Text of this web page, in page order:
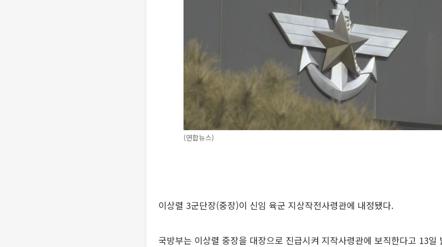
(연합뉴스)
이상렬 3군단장(중장)이 신임 육군 지상작전사령관에 내정됐다.
국방부는 이상렬 중장을 대장으로 진급시켜 지작사령관에 보직한다고 13일